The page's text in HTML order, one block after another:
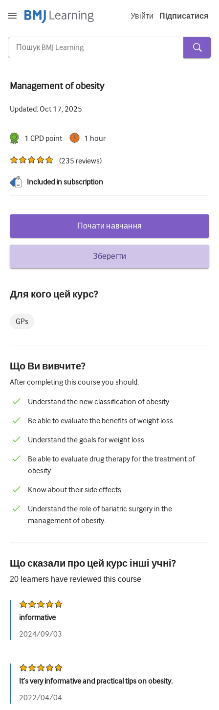
Увійти Підписатися
Кардіологія
Догляд за літніми людьми
Комунікативні навички
Дерматологія
Гастроентерології
Гематологія
Неврологія
Акушерство та гінекологія
Онкологія
Офтальмологія
Педіатрія
Паліативна допомога
Професійні навички
Покращення якості
Радіологія/Візуалізація
Дихальний
Сексуальне здоров'я
Урологія
Management of obesity
Updated:Oct 17, 2025
1 CPD point 1 hour
(235 reviews)
Included in subscription
Почати навчання
Зберегти
Для кого цей курс?
GPs
Що Ви вивчите?
After completing this course you should:
Understand the new classification of obesity
Be able to evaluate the benefits of weight loss
Understand the goals for weight loss
Be able to evaluate drug therapy for the treatment of
obesity
Know about their side effects
Understand the role of bariatric surgery in the
management of obesity.
Що сказали про цей курс інші учні?
20 learners have reviewed this course
informative
2024/09/03
It’s very informative and practical tips on obesity.
2022/04/04